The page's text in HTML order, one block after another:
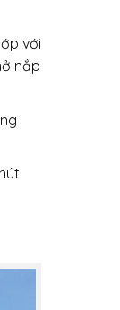
với
nắp